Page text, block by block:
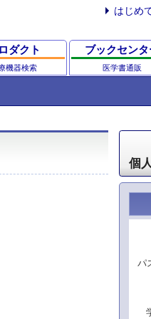
はじめ
ダクト
機器検索
ブックセンタ
医学書通販
個
パ